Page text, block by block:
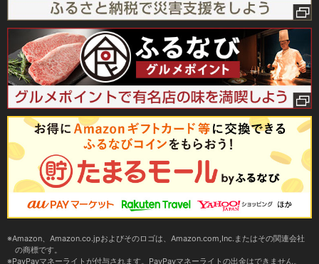
Amazon、Amazon.co.jpおよびそのロゴは、Amazon.com,Inc.またはその関連会社
の商標です。
PayPayマネーライトが付与されます。PayPayマネーライトの出金はできません。